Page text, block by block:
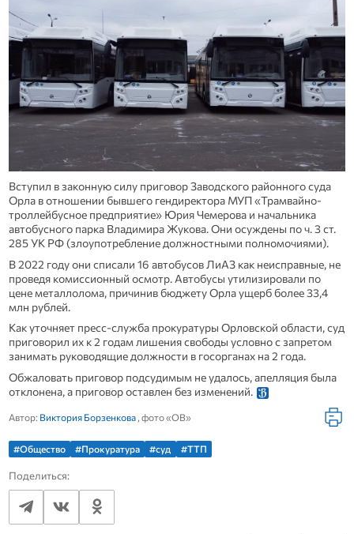
Вступил в законную силу приговор Заводского районного суда
Орла в отношении бывшего гендиректора МУП «Трамвайно-
троллейбусное предприятие» Юрия Чемерова и начальника
автобусного парка Владимира Жукова. Они осуждены по ч. 3 ст.
285 УК РФ (злоупотребление должностными полномочиями).
В 2022 году они списали 16 автобусов ЛиАЗ как неисправные, не
проведя комиссионный осмотр. Автобусы утилизировали по
цене металлолома, причинив бюджету Орла ущерб более 33,4
млн рублей.
Как уточняет пресс-служба прокуратуры Орловской области, суд
приговорил их к 2 годам лишения свободы условно с запретом
занимать руководящие должности в госорганах на 2 года.
Обжаловать приговор подсудимым не удалось, апелляция была
отклонена, а приговор оставлен без изменений.
Автор: Виктория Борзенкова, фото «ОВ»
#Общество #Прокуратура #суд #ТТП
Поделиться: